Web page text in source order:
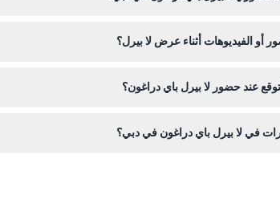
أو الفيديوهات أثناء عرض لا بيرل؟
عند حضور لا بيرل باي دراغون؟
في لا بيرل باي دراغون في دبي؟